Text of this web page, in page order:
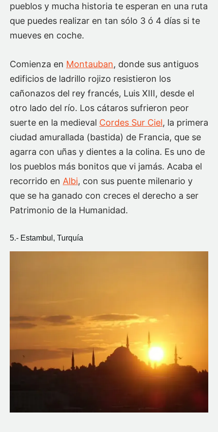
pueblos y mucha historia te esperan en una ruta
que puedes realizar en tan sólo 3 ó 4 días si te
mueves en coche.
Comienza en Montauban, donde sus antiguos
edificios de ladrillo rojizo resistieron los
cañonazos del rey francés, Luis XIII, desde el
otro lado del río. Los cátaros sufrieron peor
suerte en la medieval Cordes Sur Ciel, la primera
ciudad amurallada (bastida) de Francia, que se
agarra con uñas y dientes a la colina. Es uno de
los pueblos más bonitos que vi jamás. Acaba el
recorrido en Albi, con sus puente milenario y
que se ha ganado con creces el derecho a ser
Patrimonio de la Humanidad.
5.- Estambul, Turquía